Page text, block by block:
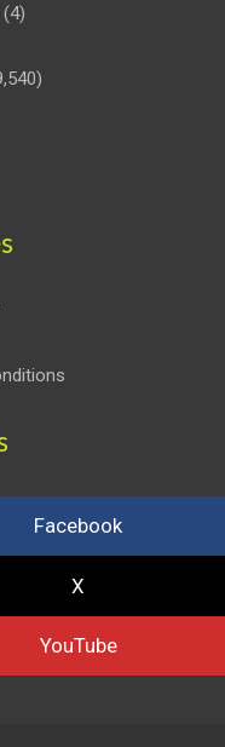
(4)
Facebook
X
YouTube